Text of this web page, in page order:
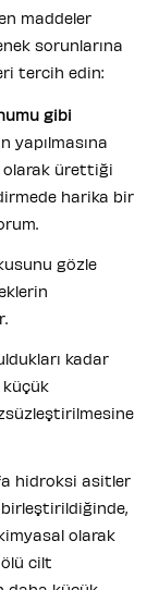
maddeler
sorunlarına
tercih edin:
gibi
yapılmasına
olarak ürettiği
harika bir
gözle
kadar
küçük
hidroksi asitler
olarak
ölü cilt